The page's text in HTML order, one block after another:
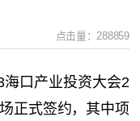
点击量：288859
海口产业投资大会2
正式签约，其中项